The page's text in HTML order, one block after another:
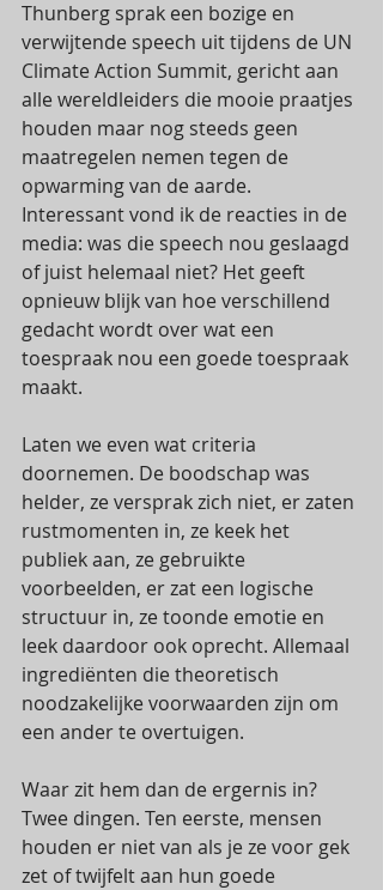
Thunberg sprak een bozige en
verwijtende speech uit tijdens de UN
Climate Action Summit, gericht aan
alle wereldleiders die mooie praatjes
houden maar nog steeds geen
maatregelen nemen tegen de
opwarming van de aarde.
Interessant vond ik de reacties in de
media: was die speech nou geslaagd
of juist helemaal niet? Het geeft
opnieuw blijk van hoe verschillend
gedacht wordt over wat een
toespraak nou een goede toespraak
maakt.
Laten we even wat criteria
doornemen. De boodschap was
helder, ze versprak zich niet, er zaten
rustmomenten in, ze keek het
publiek aan, ze gebruikte
voorbeelden, er zat een logische
structuur in, ze toonde emotie en
leek daardoor ook oprecht. Allemaal
ingrediënten die theoretisch
noodzakelijke voorwaarden zijn om
een ander te overtuigen.
Waar zit hem dan de ergernis in?
Twee dingen. Ten eerste, mensen
houden er niet van als je ze voor gek
zet of twijfelt aan hun goede